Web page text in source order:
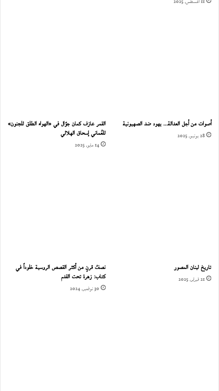
أصوات من أجل العدالة… يهود ضد الصهيونية
28 يونيو، 2025
القمر عازف كمان جوّال في «الهواء الطلق للجنون»
للعُماني إسحاق الهلالي
14 مايو، 2025
تاريخ لبنان المصور
21 فبراير، 2025
نصفُ قرنٍ من أكثر القصص الروسية خلوداً في
كتاب: زهرة تحت القدم
30 نوفمبر، 2024